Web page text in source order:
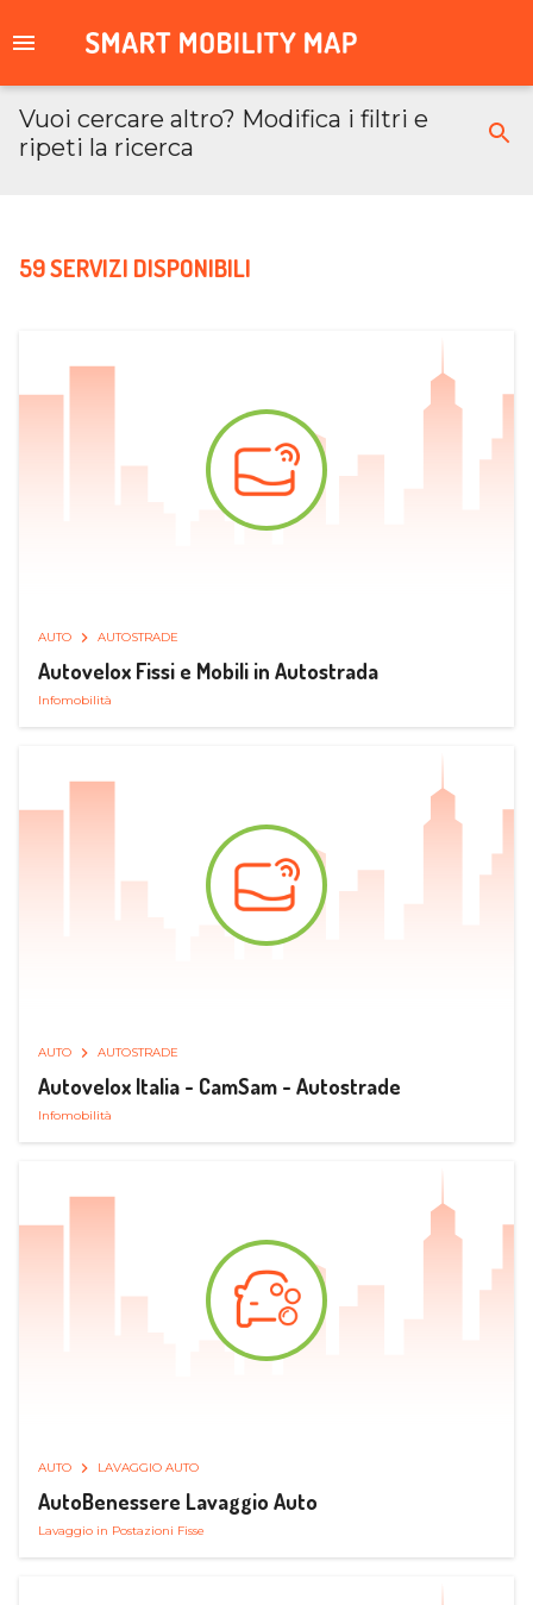
Vuoi cercare altro? Modifica i filtri e
ripeti la ricerca
59 SERVIZI DISPONIBILI
AUTO AUTOSTRADE
Autovelox Fissi e Mobili in Autostrada
Infomobilità
AUTO AUTOSTRADE
Autovelox Italia - CamSam - Autostrade
Infomobilità
AUTO LAVAGGIO AUTO
AutoBenessere Lavaggio Auto
Lavaggio in Postazioni Fisse